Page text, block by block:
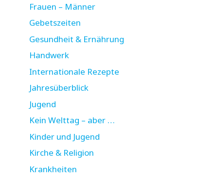
Frauen – Männer
Gebetszeiten
Gesundheit & Ernährung
Handwerk
Internationale Rezepte
Jahresüberblick
Jugend
Kein Welttag – aber …
Kinder und Jugend
Kirche & Religion
Krankheiten